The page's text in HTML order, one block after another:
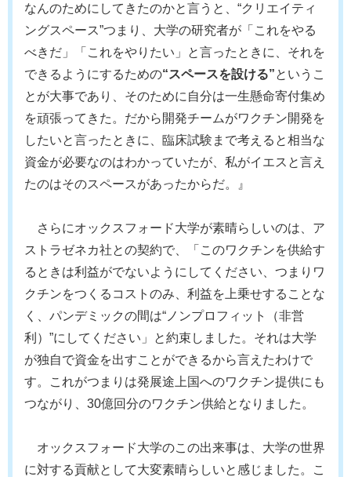
なんのためにしてきたのかと言うと、“クリエイティ
ングスペース”つまり、大学の研究者が「これをやる
べきだ」「これをやりたい」と言ったときに、それを
できるようにするための“スペースを設ける”というこ
とが大事であり、そのために自分は一生懸命寄付集め
を頑張ってきた。だから開発チームがワクチン開発を
したいと言ったときに、臨床試験まで考えると相当な
資金が必要なのはわかっていたが、私がイエスと言え
たのはそのスペースがあったからだ。』
さらにオックスフォード大学が素晴らしいのは、ア
ストラゼネカ社との契約で、「このワクチンを供給す
るときは利益がでないようにしてください、つまりワ
クチンをつくるコストのみ、利益を上乗せすることな
く、パンデミックの間は“ノンプロフィット（非営
利）”にしてください」と約束しました。それは大学
が独自で資金を出すことができるから言えたわけで
す。これがつまりは発展途上国へのワクチン提供にも
つながり、30億回分のワクチン供給となりました。
オックスフォード大学のこの出来事は、大学の世界
に対する貢献として大変素晴らしいと感じました。こ